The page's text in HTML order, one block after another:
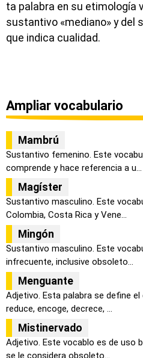
ta palabra en su etimología
sustantivo «mediano» y del
que indica cualidad.
Ampliar vocabulario
Mambrú
Sustantivo femenino. Este
comprende y hace referencia a u...
Magíster
Sustantivo masculino. Este
Colombia, Costa Rica y Vene...
Mingón
Sustantivo masculino. Este
infrecuente, inclusive obsoleto...
Menguante
Adjetivo. Esta palabra se define el
reduce, encoge, decrece, ...
Mistinervado
Adjetivo. Este vocablo es de uso
se le considera obsoleto...